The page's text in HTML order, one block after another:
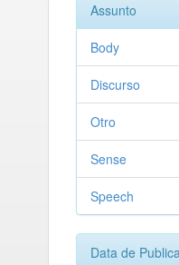
Assunto
Body
Discurso
Otro
Sense
Speech
Data de